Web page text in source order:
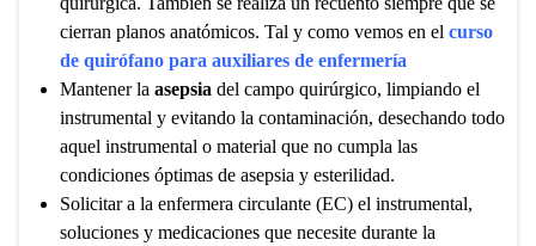
cierran planos anatómicos. Tal y como vemos en el curso
de quirófano para auxiliares de enfermería
Mantener la asepsia del campo quirúrgico, limpiando el
instrumental y evitando la contaminación, desechando todo
aquel instrumental o material que no cumpla las
condiciones óptimas de asepsia y esterilidad.
Solicitar a la enfermera circulante (EC) el instrumental,
soluciones y medicaciones que necesite durante la